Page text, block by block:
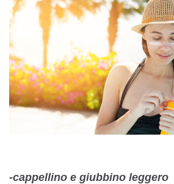
-cappellino e giubbino leggero